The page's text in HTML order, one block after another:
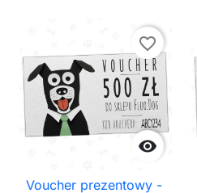

favorite_border
Voucher prezentowy -